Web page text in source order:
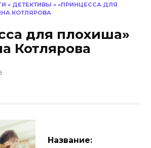
» ДЕТЕКТИВЫ » «ПРИНЦЕССА ДЛЯ
КОТЛЯРОВА
для плохиша»
Котлярова
Название: